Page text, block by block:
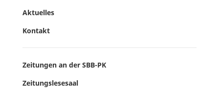
Aktuelles
Kontakt
Zeitungen an der SBB-PK
Zeitungslesesaal